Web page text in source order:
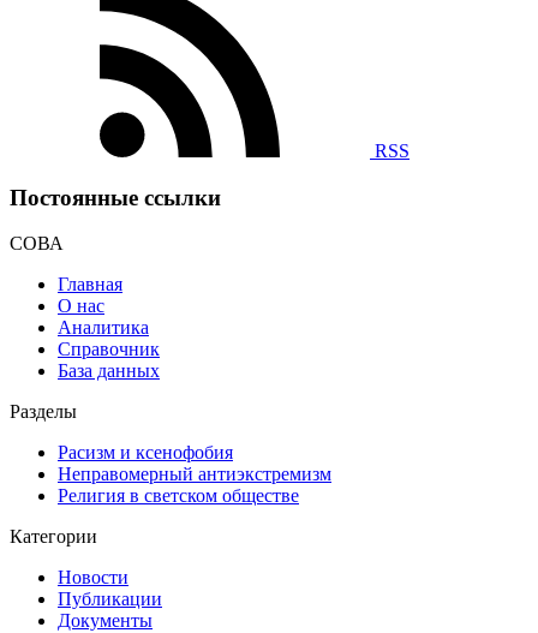
RSS
Постоянные ссылки
СОВА
Главная
О нас
Аналитика
Справочник
База данных
Разделы
Расизм и ксенофобия
Неправомерный антиэкстремизм
Религия в светском обществе
Категории
Новости
Публикации
Документы